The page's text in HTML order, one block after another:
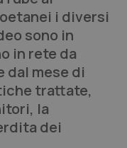
i diversi
sono in
in rete da
dal mese di
trattate,
la
dei